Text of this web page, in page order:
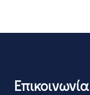
Επικοινωνία